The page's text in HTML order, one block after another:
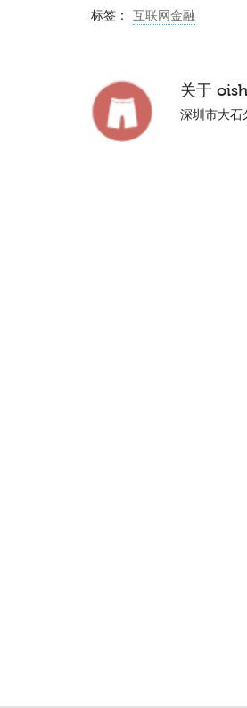
标签： 互联网金融
关于
深圳市大石